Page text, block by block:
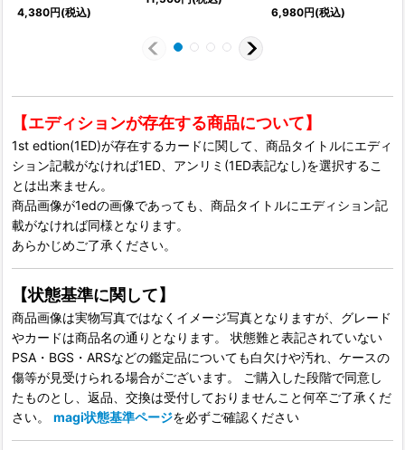
4,380円(税込)
6,980円(税込)
【エディションが存在する商品について】
1st edtion(1ED)が存在するカードに関して、商品タイトルにエディ
ション記載がなければ1ED、アンリミ(1ED表記なし)を選択するこ
とは出来ません。
商品画像が1edの画像であっても、商品タイトルにエディション記
載がなければ同様となります。
あらかじめご了承ください。
【状態基準に関して】
商品画像は実物写真ではなくイメージ写真となりますが、グレード
やカードは商品名の通りとなります。 状態難と表記されていない
PSA・BGS・ARSなどの鑑定品についても白欠けや汚れ、ケースの
傷等が見受けられる場合がございます。 ご購入した段階で同意し
たものとし、返品、交換は受付しておりませんこと何卒ご了承くだ
さい。 magi状態基準ページを必ずご確認ください